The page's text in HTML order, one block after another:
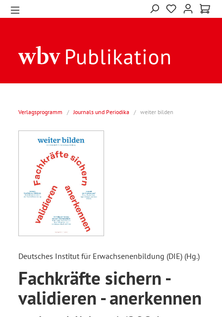
Verlagsprogramm / Journals und Periodika / weiter bilden
Deutsches Institut für Erwachsenenbildung (DIE) (Hg.)
Fachkräfte sichern -
validieren - anerkennen